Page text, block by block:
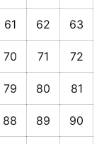
61 62 63
70 71 72
79 80 81
88 89 90